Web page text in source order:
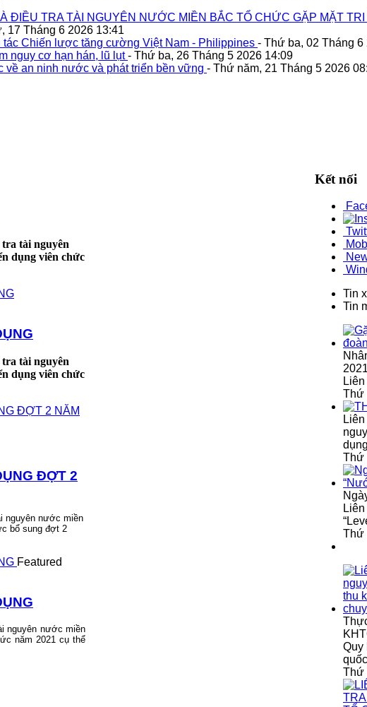
ĐIỀU TRA TÀI NGUYÊN NƯỚC MIỀN BẮC TỔ CHỨC GẶP MẶT
17 Tháng 6 2026 13:41
Chiến lược tăng cường Việt Nam - Philippines - Thứ ba, 02 Tháng 6
nguy cơ hạn hán, lũ lụt- Thứ ba, 26 Tháng 5 2026 14:09
về an ninh nước và phát triển bền vững - Thứ năm, 21 Tháng 5 2026
tài nguyên
dụng viên chức
tài nguyên
dụng viên chức
ĐỢT 2
nguyên nước miền
bổ sung đợt 2
Featured
nguyên nước miền
năm 2021 cụ thể
Kết nối
Tin
Tin
Thứ
Thứ
Thứ
Quy
Thứ